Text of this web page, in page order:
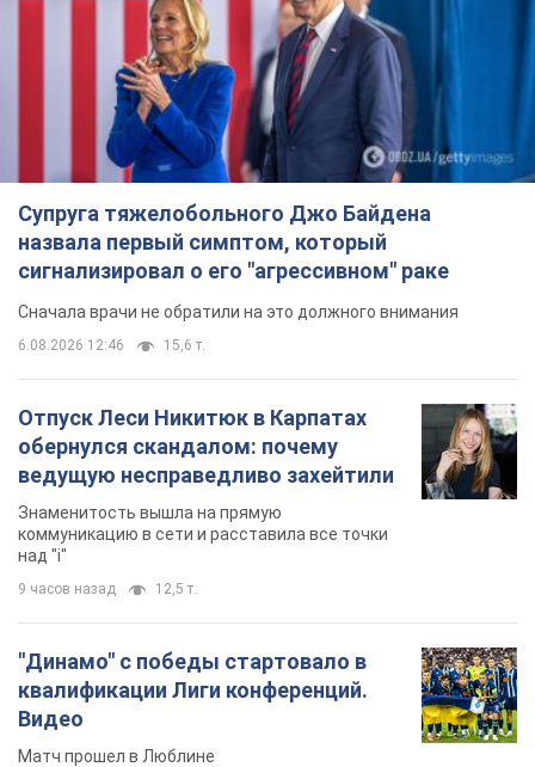
Супруга тяжелобольного Джо Байдена
назвала первый симптом, который
сигнализировал о его "агрессивном" раке
Сначала врачи не обратили на это должного внимания
6.08.2026 12:46 15,6 т.
Отпуск Леси Никитюк в Карпатах
обернулся скандалом: почему
ведущую несправедливо захейтили
Знаменитость вышла на прямую
коммуникацию в сети и расставила все точки
над "i"
9 часов назад 12,5 т.
"Динамо" с победы стартовало в
квалификации Лиги конференций.
Видео
Матч прошел в Люблине